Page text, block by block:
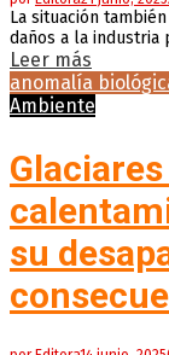
La situación
daños a la industria
Leer más
anomalía
Ambiente
su